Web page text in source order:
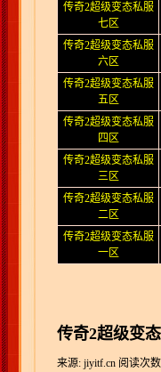
传奇2超级变态私服
七区
传奇2超级变态私服
六区
传奇2超级变态私服
五区
传奇2超级变态私服
四区
传奇2超级变态私服
三区
传奇2超级变态私服
二区
传奇2超级变态私服
一区
传奇2超级变
来源: jiyitf.cn 阅读次